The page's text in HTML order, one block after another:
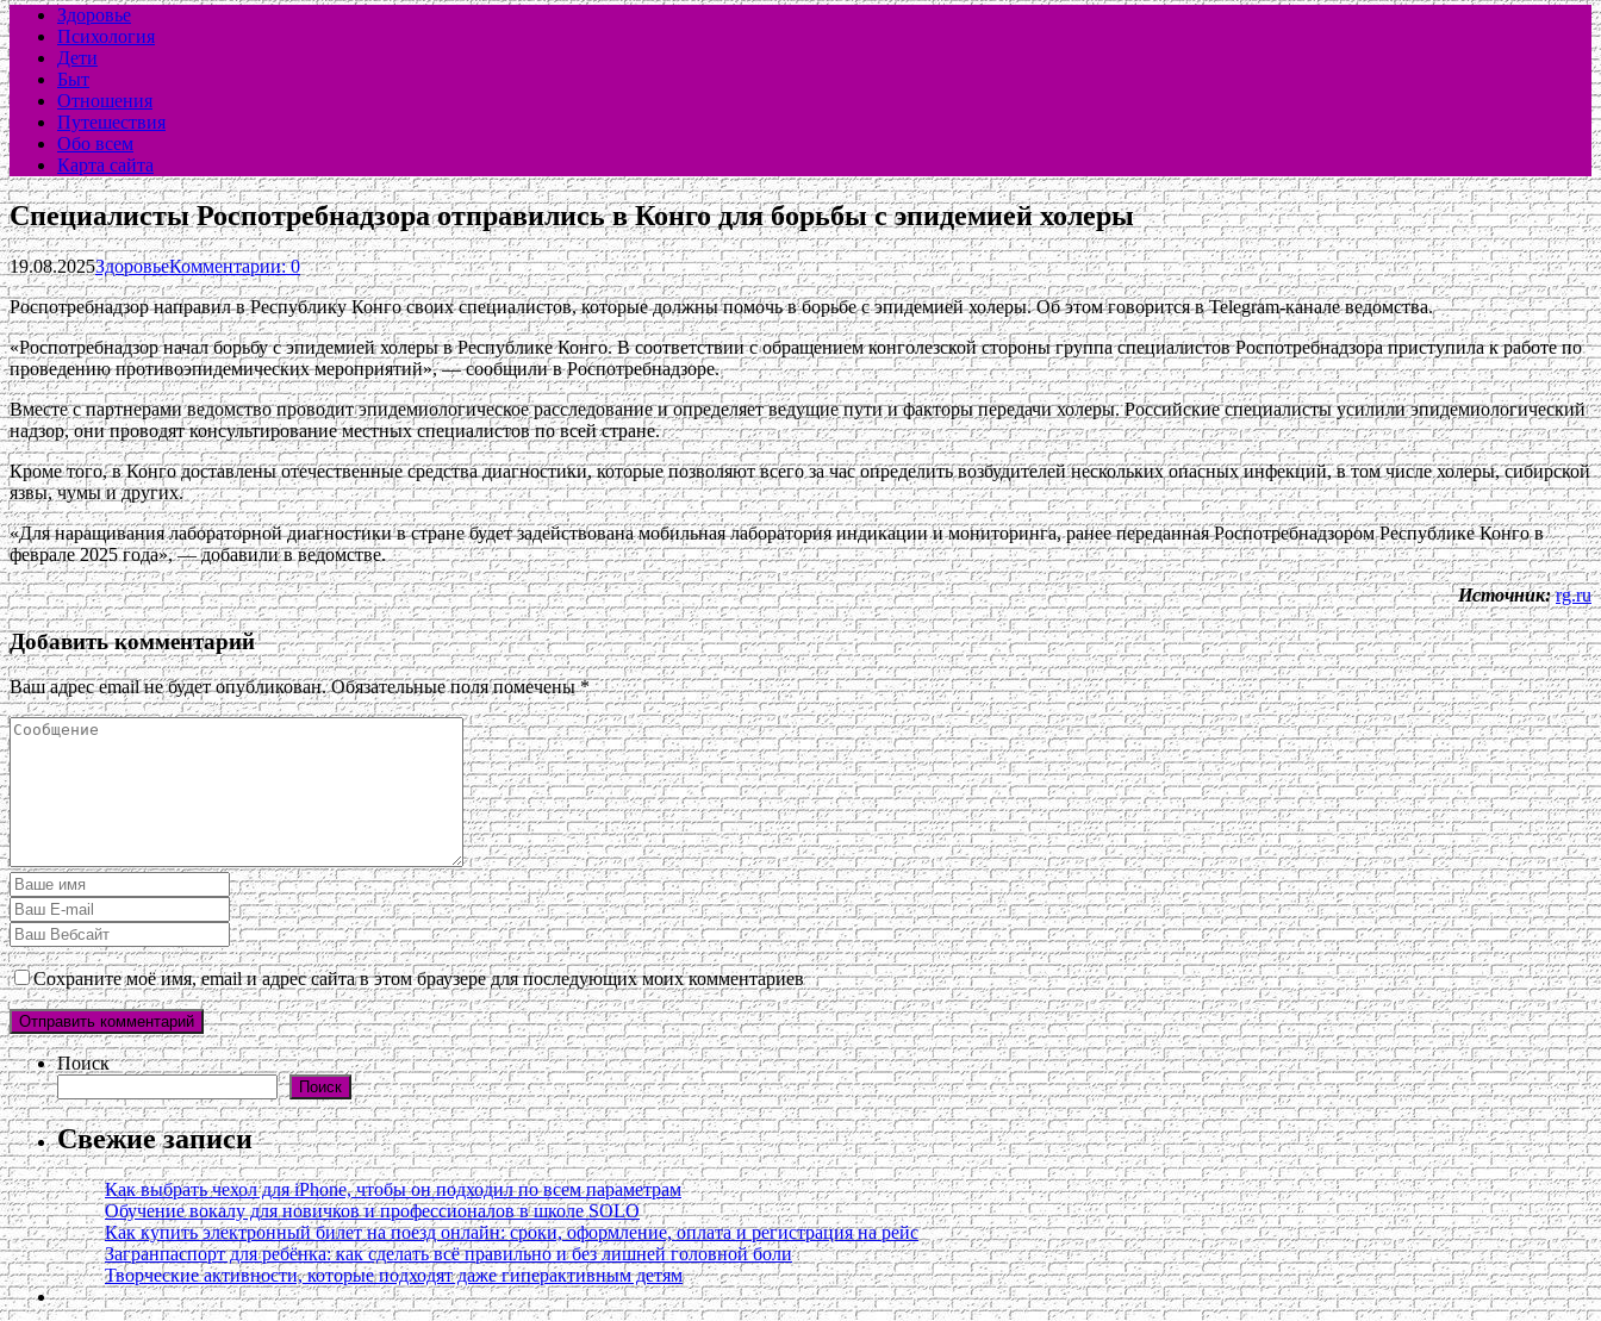
Здоровье
Психология
Дети
Быт
Отношения
Путешествия
Обо всем
Карта сайта
Специалисты Роспотребнадзора отправились в Конго для борьбы с эпидемией холеры
19.08.2025ЗдоровьеКомментарии: 0
Роспотребнадзор направил в Республику Конго своих специалистов, которые должны помочь в борьбе с эпидемией холеры. Об этом говорится в Telegram-канале ведомства.
«Роспотребнадзор начал борьбу с эпидемией холеры в Республике Конго. В соответствии с обращением конголезской стороны группа специалистов Роспотребнадзора приступила к работе по
проведению противоэпидемических мероприятий», — сообщили в Роспотребнадзоре.
Вместе с партнерами ведомство проводит эпидемиологическое расследование и определяет ведущие пути и факторы передачи холеры. Российские специалисты усилили эпидемиологический
надзор, они проводят консультирование местных специалистов по всей стране.
Кроме того, в Конго доставлены отечественные средства диагностики, которые позволяют всего за час определить возбудителей нескольких опасных инфекций, в том числе холеры, сибирской
язвы, чумы и других.
«Для наращивания лабораторной диагностики в стране будет задействована мобильная лаборатория индикации и мониторинга, ранее переданная Роспотребнадзором Республике Конго в
феврале 2025 года», — добавили в ведомстве.
Источник: rg.ru
Добавить комментарий
Ваш адрес email не будет опубликован. Обязательные поля помечены*
Сохраните моё имя, email и адрес сайта в этом браузере для последующих моих комментариев
Поиск
Поиск
Свежие записи
Как выбрать чехол для iPhone, чтобы он подходил по всем параметрам
Обучение вокалу для новичков и профессионалов в школе SOLO
Как купить электронный билет на поезд онлайн: сроки, оформление, оплата и регистрация на рейс
Загранпаспорт для ребёнка: как сделать всё правильно и без лишней головной боли
Творческие активности, которые подходят даже гиперактивным детям